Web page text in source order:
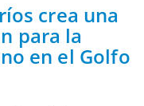
crea una
para la
en el Golfo